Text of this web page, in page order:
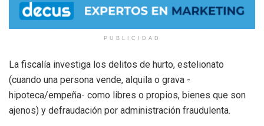
PUBLICIDAD
La fiscalía investiga los delitos de hurto, estelionato
(cuando una persona vende, alquila o grava -
hipoteca/empeña- como libres o propios, bienes que son
ajenos) y defraudación por administración fraudulenta.